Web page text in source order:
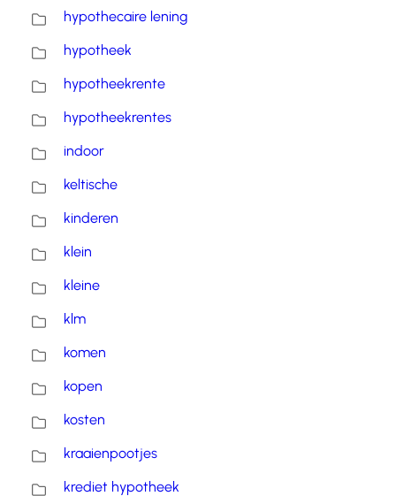
hypothecaire lening
hypotheek
hypotheekrente
hypotheekrentes
indoor
keltische
kinderen
klein
kleine
klm
komen
kopen
kosten
kraaienpootjes
krediet hypotheek